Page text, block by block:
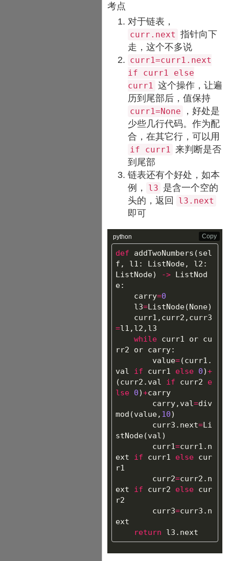
考点
对于链表，
curr.next 指针向下
走，这个不多说
curr1=curr1.next
if curr1 else
curr1
这个操作，让遍
历到尾部后，值保持
curr1=None
，好处是
少些几行代码。作为配
合，在其它行，可以用
if curr1
来判断是否
到尾部
链表还有个好处，如本
例，
l3 是含一个空的
头的，返回
l3.next
即可
def addTwoNumbers (sel
f , l1 : ListNode, l2 :
ListNode) ->
ListNod
e:
carry=0
l3=ListNode( None)
curr1 , curr2 , curr3
=l1 , l2 , l3
while curr1 or cu
rr2
or carry:
value=(curr1 .
val
if curr1 else 0)+
(curr2 . val if curr2
e
lse 0)+carry
carry, val=div
mod (value, 10)
curr3 . next=Li
stNode(val)
curr1=curr1 . n
ext
if curr1 else cur
r1
curr2=curr2 . n
ext
if curr2 else cur
r2
curr3=curr3 . n
ext
return
l3 . next
python Copy